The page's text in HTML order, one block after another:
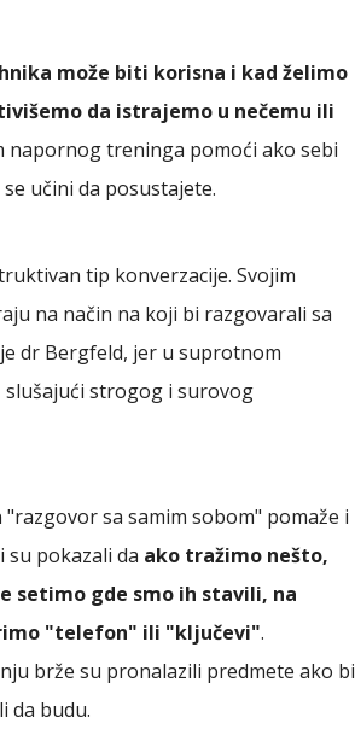
može biti korisna i kad želimo
da istrajemo u nečemu ili
napornog treninga pomoći ako sebi
učini da posustajete.
tip konverzacije. Svojim
na način na koji bi razgovarali sa
dr Bergfeld, jer u suprotnom
slušajući strogog i surovog
sa samim sobom" pomaže i
pokazali da ako tražimo nešto,
setimo gde smo ih stavili, na
"telefon" ili "ključevi".
brže su pronalazili predmete ako bi
da budu.